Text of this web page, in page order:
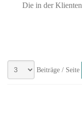
Die in der
Beiträge / Seite